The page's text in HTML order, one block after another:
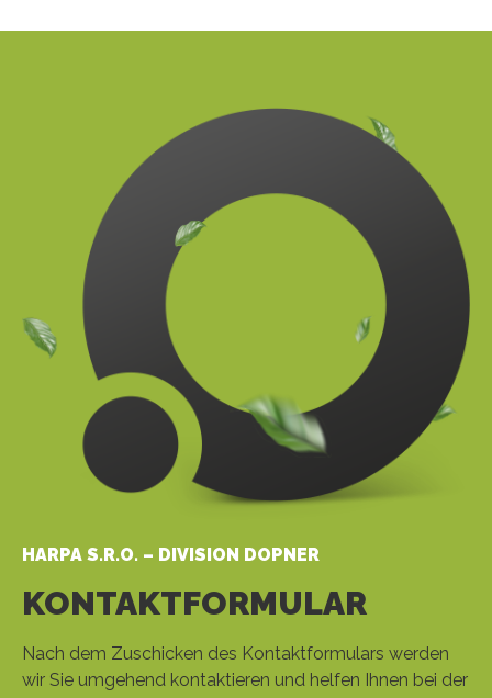
HARPA S.R.O. – DIVISION DOPNER
KONTAKTFORMULAR
Nach dem Zuschicken des Kontaktformulars werden
wir Sie umgehend kontaktieren und helfen Ihnen bei der